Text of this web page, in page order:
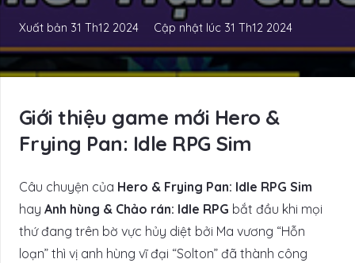
Xuất bản 31 Th12 2024 Cập nhật lúc 31 Th12 2024
Giới thiệu game mới Hero &
Frying Pan: Idle RPG Sim
Câu chuyện của Hero & Frying Pan: Idle RPG Sim
hay Anh hùng & Chảo rán: Idle RPG bắt đầu khi mọi
thứ đang trên bờ vực hủy diệt bởi Ma vương “Hỗn
loạn” thì vị anh hùng vĩ đại “Solton” đã thành công